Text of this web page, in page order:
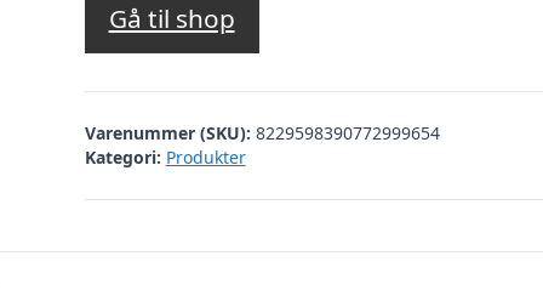
Gå til shop
Varenummer (SKU): 8229598390772999654
Kategori: Produkter